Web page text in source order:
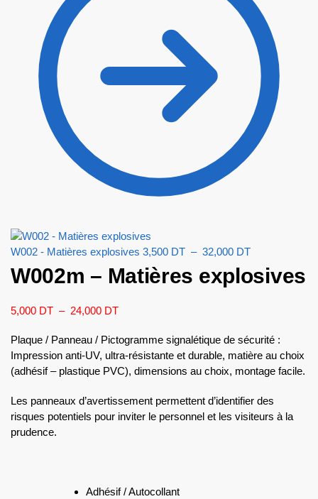
W002 - Matières explosives 3,500 DT – 32,000 DT
W002m – Matières explosives
5,000 DT – 24,000 DT
Plaque / Panneau / Pictogramme signalétique de sécurité :
Impression anti-UV, ultra-résistante et durable, matière au choix
(adhésif – plastique PVC), dimensions au choix, montage facile.
Les panneaux d’avertissement permettent d’identifier des
risques potentiels pour inviter le personnel et les visiteurs à la
prudence.
Adhésif / Autocollant